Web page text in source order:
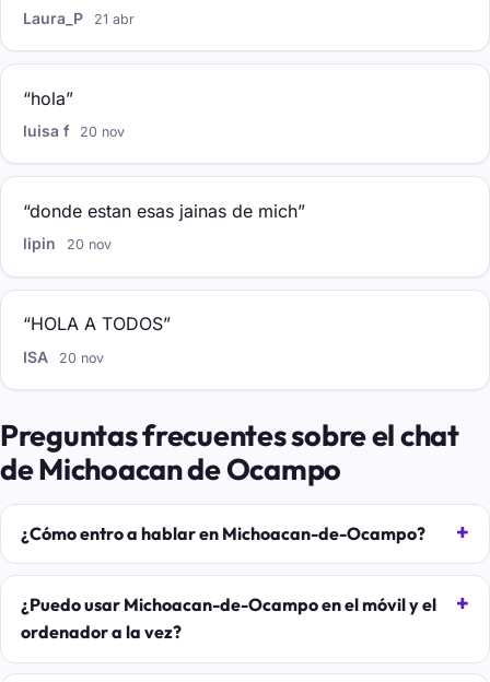
Laura_P 21 abr
“hola”
luisa f 20 nov
“donde estan esas jainas de mich”
lipin 20 nov
“HOLA A TODOS”
ISA 20 nov
Preguntas frecuentes sobre el chat
de Michoacan de Ocampo
¿Cómo entro a hablar en Michoacan-de-Ocampo?
¿Puedo usar Michoacan-de-Ocampo en el móvil y el
ordenador a la vez?